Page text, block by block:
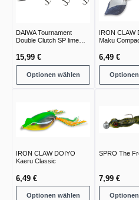
DAIWA Tournament
Double Clutch SP lime
15,99 €
Optionen wählen
IRON CLAW
Maku
6,49 €
IRON CLAW DOIYO
Kaeru Classic
6,49 €
Optionen wählen
SPRO The
7,99 €